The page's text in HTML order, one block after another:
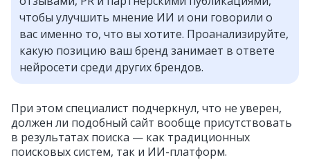
чтобы улучшить мнение ИИ и они говорили о
вас именно то, что вы хотите. Проанализируйте,
какую позицию ваш бренд занимает в ответе
нейросети среди других брендов.
При этом специалист подчеркнул, что не уверен,
должен ли подобный сайт вообще присутствовать
в результатах поиска — как традиционных
поисковых систем, так и ИИ-платформ.